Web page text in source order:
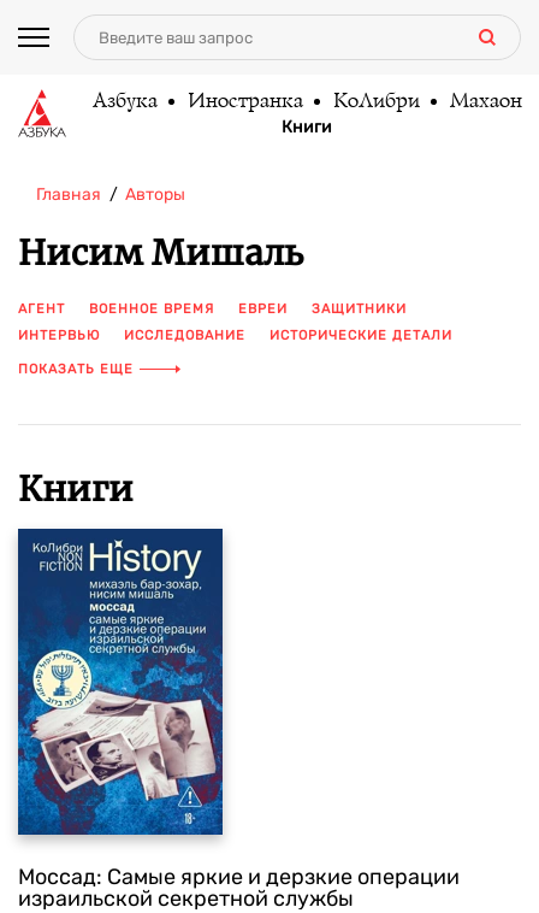
Азбука Иностранка КоЛибри Махаон
Книги
Главная Авторы
Ниcим Мишаль
АГЕНТ ВОЕННОЕ ВРЕМЯ ЕВРЕИ
ЗАЩИТНИКИ
ИНТЕРВЬЮ
ИССЛЕДОВАНИЕ
ИСТОРИЧЕСКИЕ ДЕТАЛИ
МИССИЯ
МУЖЕСТВО
ПОКАЗАТЬ ЕЩЕ
Книги
Моссад: Самые яркие и дерзкие операции
израильской секретной службы